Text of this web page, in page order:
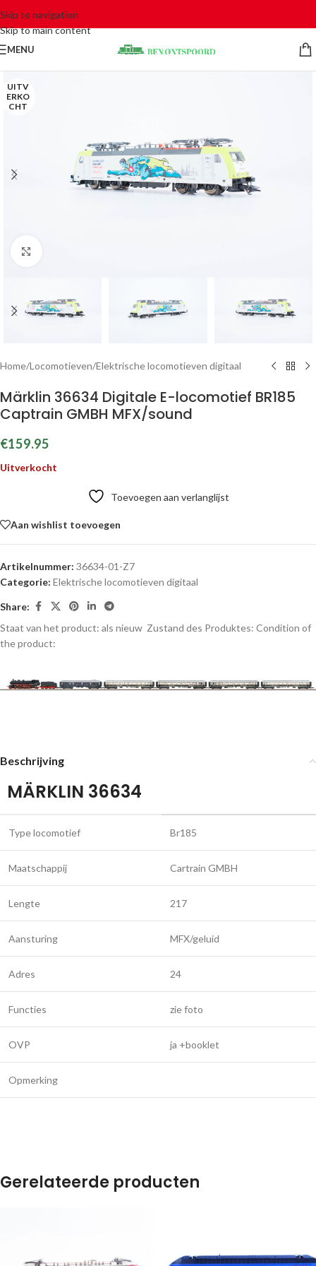
Skip to navigation
Skip to main content
MENU
UITV
ERKO
CHT
Home/Locomotieven/Elektrische locomotieven digitaal
Märklin 36634 Digitale E-locomotief BR185
Captrain GMBH MFX/sound
€159.95
Uitverkocht
Toevoegen aan verlanglijst
Aan wishlist toevoegen
Artikelnummer: 36634-01-Z7
Categorie: Elektrische locomotieven digitaal
Share:
Staat van het product: als nieuw Zustand des Produktes: Condition of
the product:
Beschrijving
MÄRKLIN 36634
Type locomotief Br185
Maatschappij Cartrain GMBH
Lengte 217
Aansturing MFX/geluid
Adres 24
Functies zie foto
OVP ja +booklet
Opmerking
Gerelateerde producten